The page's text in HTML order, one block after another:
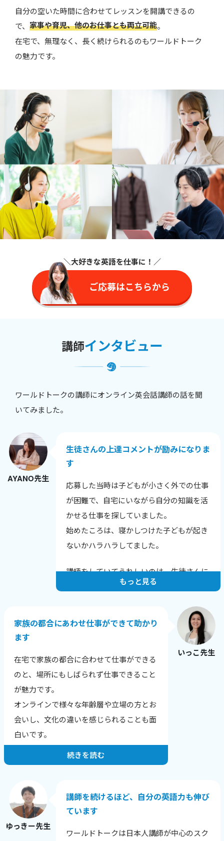
自分の空いた時間に合わせてレッスンを開講できるの
で、 家事や育児、他のお仕事とも両立可能。
在宅で、無理なく、長く続けられるのもワールドトーク
の魅力です。
＼大好きな英語を仕事に ！／
ご応募はこちらから
講師インタビュー
ワールドトークの講師にオンライン英会話講師の話を聞
いてみました。
AYANO先生
生徒さんの上達コメントが励みになりま
す
応募した当時は子どもが小さく外での仕事
が困難で、自宅にいながら自分の知識を活
かせる仕事を探していました。
始めたころは、寝かしつけた子どもが起き
ないかハラハラしてました。
講師をしていてうれしいのは、生徒さんに
上達のコメントをいただいたときです。
「発音が上達し英語が聞きやすくなった
と、他の英会話スクールでほめられまし
た！」
「長文読解の秘伝ルールを伝授いただいた
「全く文章の組み立てが苦手だったのです
が、自分でもちゃんと文章を作れるように
もっと見る
いっこ先生
家族の都合にあわせ仕事ができて助かり
ます
在宅で家族の都合に合わせて仕事ができる
のと、場所にもしばられず仕事できること
が魅力です。
オンラインで様々な年齢層や立場の方とお
会いし、文化の違いを感じられることも面
白いです。
お一人・お一人の希望や目標にあったレッ
す。
生徒さんの性格や興味のあること、英語に
興味を持った理由から、その日の調子ま
で、相手を知ることを心がけています。
続きを読む
ゆっきー先生
講師を続けるほど、自分の英語力も伸び
ています
ワールドトークは日本人講師が中心のスク